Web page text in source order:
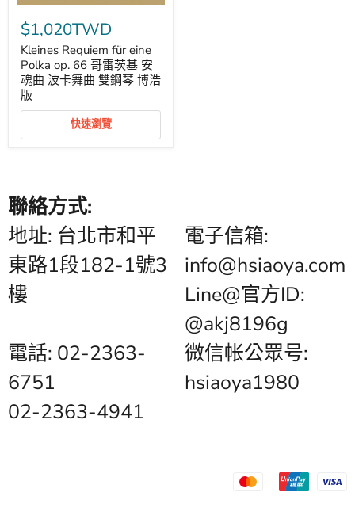
Kleines
Requiem
für
eine
Polka
op.
66
哥
雷
基
卡
舞
曲
雙
琴
博
浩
版
$1,020TWD
Kleines Requiem für eine
Polka op. 66 哥雷茨基 安
魂曲 波卡舞曲 雙鋼琴 博浩
版
快速瀏覽
聯絡方式:
地址: 台北市和平
東路1段182-1號3
樓
電話: 02-2363-
6751
02-2363-4941
電子信箱:
info@hsiaoya.com
Line@官方ID:
@akj8196g
微信帐公眾号:
hsiaoya1980